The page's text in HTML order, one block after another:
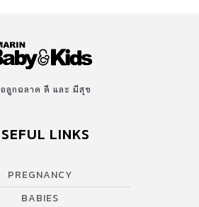
ลูกฉลาด ดี และ มีสุข
LINKS
PREGNANCY
BABIES